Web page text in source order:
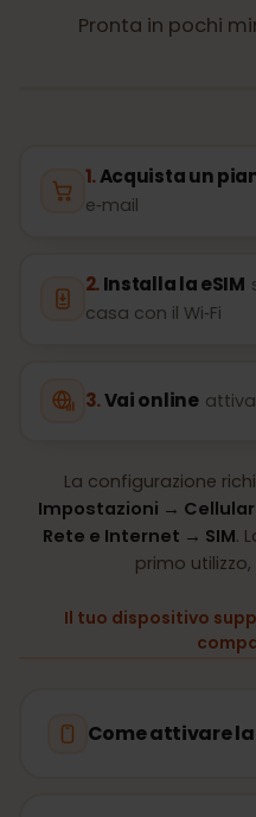
Pronta in pochi
Acquista un
e‑mail
Installa la eSIM
casa con il Wi‑Fi
Vai online
La configurazione
Impostazioni →
Rete e Internet → SIM.
primo
Il tuo dispositivo
Come attivare la